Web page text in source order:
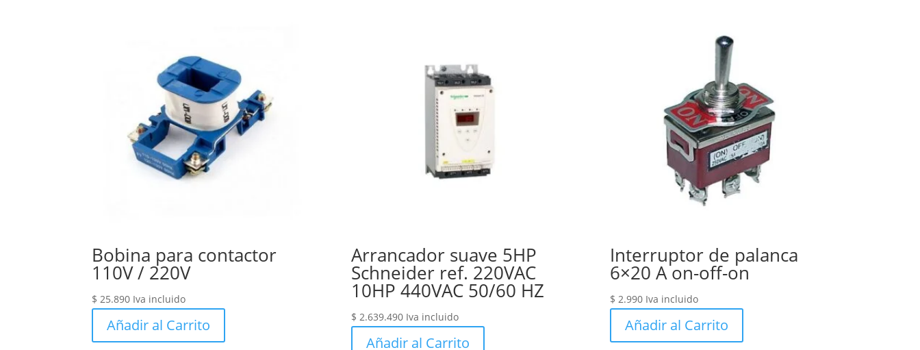
Bobina para contactor
110V / 220V
$ 25.890 Iva incluido
Añadir al Carrito
Arrancador suave 5HP
Schneider ref. 220VAC
10HP 440VAC 50/60 HZ
$ 2.639.490 Iva incluido
Añadir al Carrito
Interruptor de palanca
6×20 A on-off-on
$ 2.990 Iva incluido
Añadir al Carrito